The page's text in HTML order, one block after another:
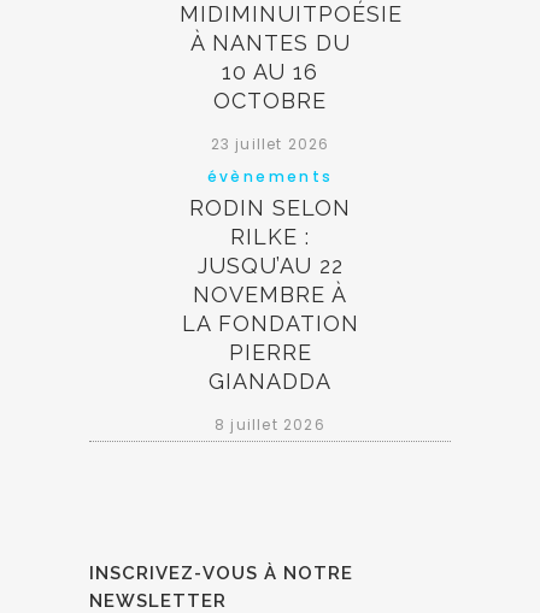
MIDIMINUITPOÉSIE
À NANTES DU
10 AU 16
OCTOBRE
23 juillet 2026
évènements
RODIN SELON
RILKE :
JUSQU’AU 22
NOVEMBRE À
LA FONDATION
PIERRE
GIANADDA
8 juillet 2026
INSCRIVEZ-VOUS À NOTRE
NEWSLETTER